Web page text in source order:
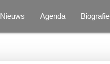
Nieuws Agenda Biografie